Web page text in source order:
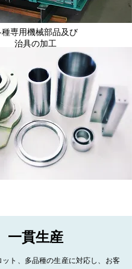
種専用機械部品及び
治具の加工
一貫生産
ット、多品種の生産に対応し、お客